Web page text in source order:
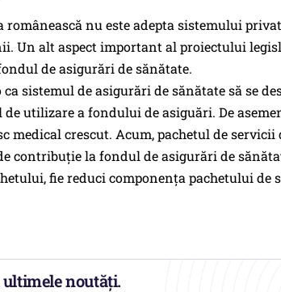
nu este adepta sistemului
Un alt aspect important al proiectului
de asigurări de sănătate.
ca sistemul de asigurări de sănătate să se
utilizare a fondului de asiguări. De
crescut. Acum, pachetul de servicii
contribuţie la fondul de asigurări de
fie reduci componenţa pachetului de
noutăți.